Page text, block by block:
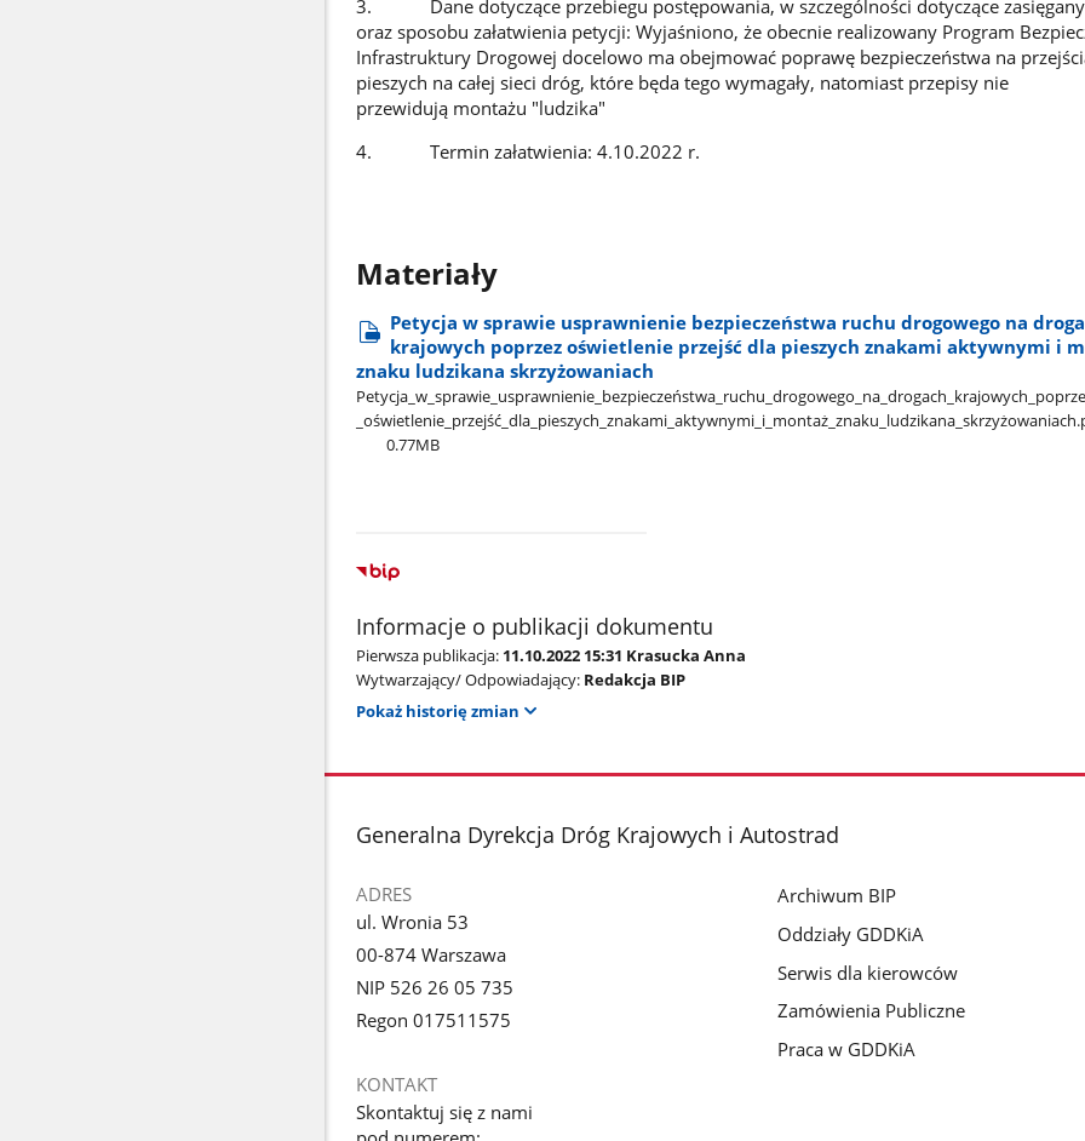
3. Dane dotyczące przebiegu postępowania, w szczególności dotyczące
oraz sposobu załatwienia petycji: Wyjaśniono, że obecnie realizowany Program
Infrastruktury Drogowej docelowo ma obejmować poprawę bezpieczeństwa na
pieszych na całej sieci dróg, które będa tego wymagały, natomiast przepisy nie
przewidują montażu "ludzika"
4. Termin załatwienia: 4.10.2022 r.
Materiały
Petycja w sprawie usprawnienie bezpieczeństwa ruchu drogowego na
krajowych poprzez oświetlenie przejść dla pieszych znakami aktywnymi i
znaku ludzikana skrzyżowaniach
0.77MB
Informacje o publikacji dokumentu
Pierwsza publikacja: 11.10.2022 15:31 Krasucka Anna
Wytwarzający/ Odpowiadający: Redakcja BIP
Pokaż historię zmian
stopka
Generalna Dyrekcja Dróg Krajowych i Autostrad
ADRES
ul. Wronia 53
00-874 Warszawa
NIP 526 26 05 735
Regon 017511575
KONTAKT
Skontaktuj się z nami
Archiwum BIP
Oddziały GDDKiA
Serwis dla kierowców
Zamówienia Publiczne
Praca w GDDKiA